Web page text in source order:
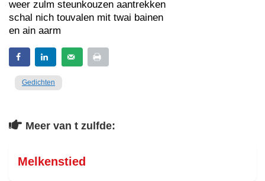
weer zulm steunkouzen aantrekken
schal nich touvalen mit twai bainen
en ain aarm
Gedichten
Meer van t zulfde:
Melkenstied